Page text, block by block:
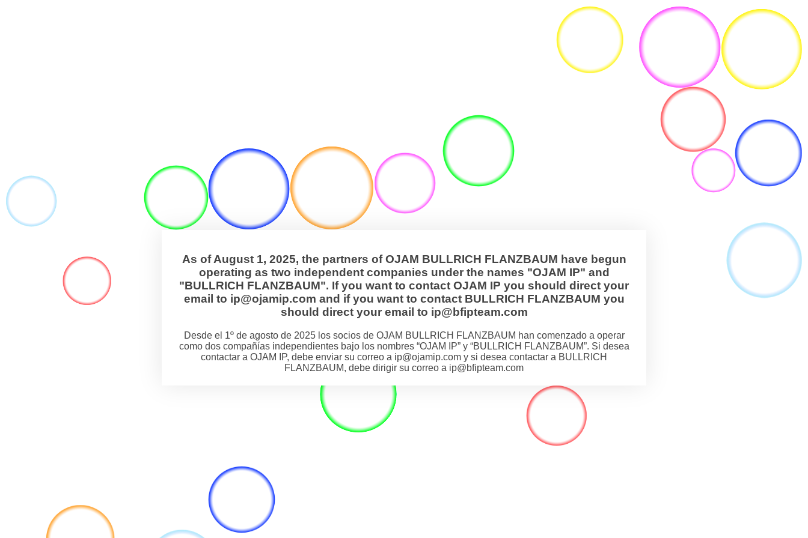
As of August 1, 2025, the partners of OJAM BULLRICH FLANZBAUM have begun
operating as two independent companies under the names "OJAM IP" and
"BULLRICH FLANZBAUM". If you want to contact OJAM IP you should direct your
email to ip@ojamip.com and if you want to contact BULLRICH FLANZBAUM you
should direct your email to ip@bfipteam.com
Desde el 1º de agosto de 2025 los socios de OJAM BULLRICH FLANZBAUM han comenzado a operar
como dos compañías independientes bajo los nombres “OJAM IP” y “BULLRICH FLANZBAUM”. Si desea
contactar a OJAM IP, debe enviar su correo a ip@ojamip.com y si desea contactar a BULLRICH
FLANZBAUM, debe dirigir su correo a ip@bfipteam.com